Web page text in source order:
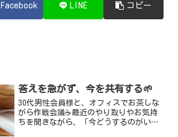
Facebook LINE コピー
答えを急がず、今を共有する🌱
30代男性会員様と、オフィスでお茶しな
がら作戦会議☕️最近のやり取りやお気持
ちを聞きながら、「今どうするのがいい